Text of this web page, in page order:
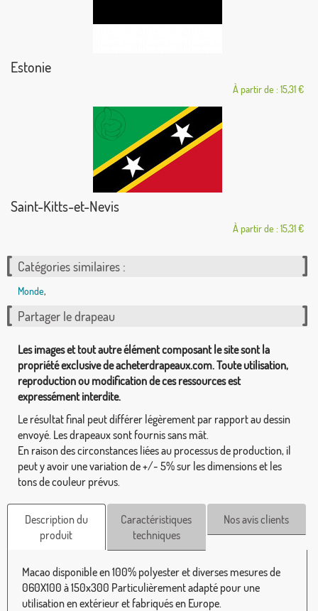
Estonie
À partir de : 15,31 €
Saint-Kitts-et-Nevis
À partir de : 15,31 €
Catégories similaires :
Monde,
Partager le drapeau
Les images et tout autre élément composant le site sont la
propriété exclusive de acheterdrapeaux.com. Toute utilisation,
reproduction ou modification de ces ressources est
expressément interdite.
Le résultat final peut différer légèrement par rapport au dessin
envoyé. Les drapeaux sont fournis sans mât.
En raison des circonstances liées au processus de production, il
peut y avoir une variation de +/- 5% sur les dimensions et les
tons de couleur prévus.
Description du
produit
Caractéristiques
techniques
Nos avis clients
Macao disponible en 100% polyester et diverses mesures de
060X100 à 150x300 Particulièrement adapté pour une
utilisation en extérieur et fabriqués en Europe.